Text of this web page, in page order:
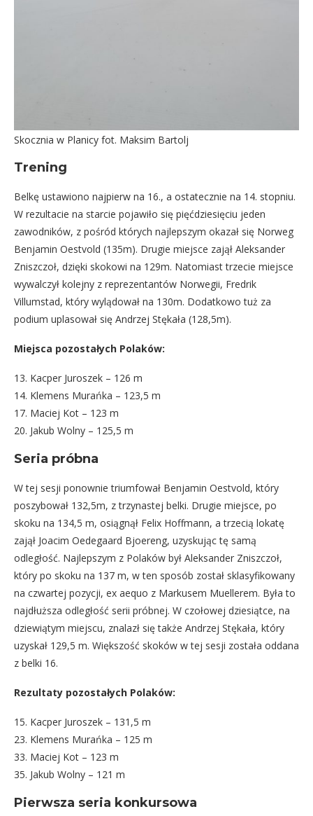
Skocznia w Planicy fot. Maksim Bartolj
Trening
Belkę ustawiono najpierw na 16., a ostatecznie na 14. stopniu.
W rezultacie na starcie pojawiło się pięćdziesięciu jeden
zawodników, z pośród których najlepszym okazał się Norweg
Benjamin Oestvold (135m). Drugie miejsce zajął Aleksander
Zniszczoł, dzięki skokowi na 129m. Natomiast trzecie miejsce
wywalczył kolejny z reprezentantów Norwegii, Fredrik
Villumstad, który wylądował na 130m. Dodatkowo tuż za
podium uplasował się Andrzej Stękała (128,5m).
Miejsca pozostałych Polaków:
13. Kacper Juroszek – 126 m
14. Klemens Murańka – 123,5 m
17. Maciej Kot – 123 m
20. Jakub Wolny – 125,5 m
Seria próbna
W tej sesji ponownie triumfował Benjamin Oestvold, który
poszybował 132,5m, z trzynastej belki. Drugie miejsce, po
skoku na 134,5 m, osiągnął Felix Hoffmann, a trzecią lokatę
zajął Joacim Oedegaard Bjoereng, uzyskując tę samą
odległość. Najlepszym z Polaków był Aleksander Zniszczoł,
który po skoku na 137 m, w ten sposób został sklasyfikowany
na czwartej pozycji, ex aequo z Markusem Muellerem. Była to
najdłuższa odległość serii próbnej. W czołowej dziesiątce, na
dziewiątym miejscu, znalazł się także Andrzej Stękała, który
uzyskał 129,5 m. Większość skoków w tej sesji została oddana
z belki 16.
Rezultaty pozostałych Polaków:
15. Kacper Juroszek – 131,5 m
23. Klemens Murańka – 125 m
33. Maciej Kot – 123 m
35. Jakub Wolny – 121 m
Pierwsza seria konkursowa